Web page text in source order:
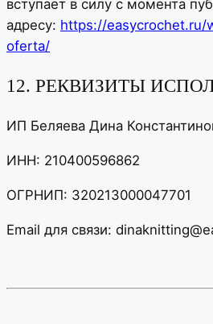
вступает в силу с момента
адресу: https://easycrochet.ru/
oferta/
12. РЕКВИЗИТЫ
ИП Беляева Дина
ИНН: 210400596862
ОГРНИП: 320213000047701
Email для связи: